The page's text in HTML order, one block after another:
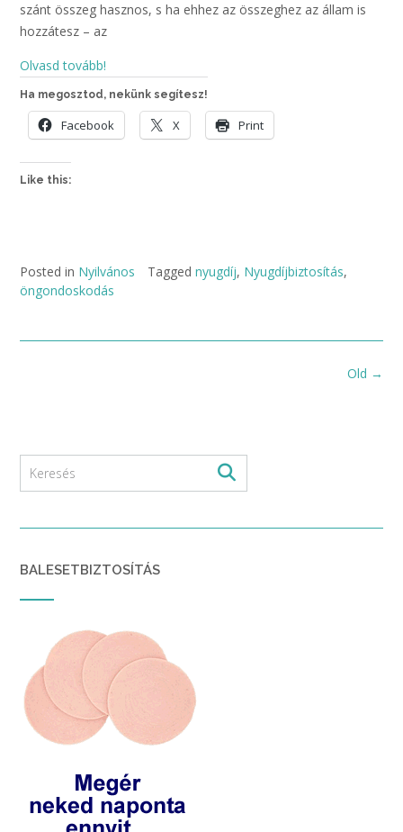
szánt összeg hasznos, s ha ehhez az összeghez az állam is
hozzátesz – az
Olvasd tovább!
Ha megosztod, nekünk segítesz!
Facebook X Print
Like this:
Posted in Nyilvános Tagged nyugdíj, Nyugdíjbiztosítás,
öngondoskodás
Old →
BALESETBIZTOSÍTÁS